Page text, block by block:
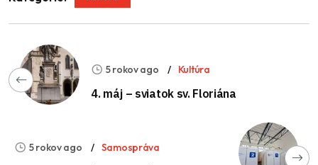
5 rokov ago Kultúra
4. máj – sviatok sv. Floriána
5 rokov ago Samospráva